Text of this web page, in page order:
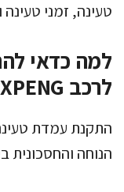
טעינה, זמני
למה כדאי
לרכב XPENG?
הנוחה והחסכונית